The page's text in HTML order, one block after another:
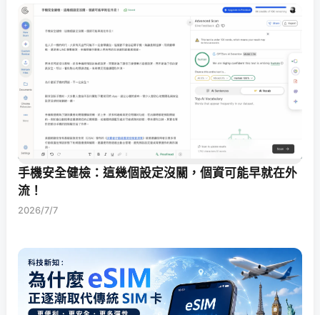
手機安全健檢：這幾個設定沒關，個資可能早就在外
流！
2026/7/7